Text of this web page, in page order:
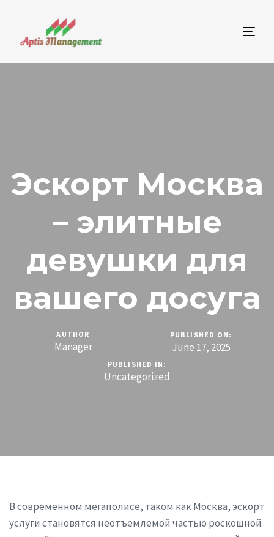
Эскорт Москва
– элитные
девушки для
вашего досуга
AUTHOR
Manager
PUBLISHED ON:
June 17, 2025
PUBLISHED IN:
Uncategorized
В современном мегаполисе, таком как Москва, эскорт
услуги становятся неотъемлемой частью роскошной